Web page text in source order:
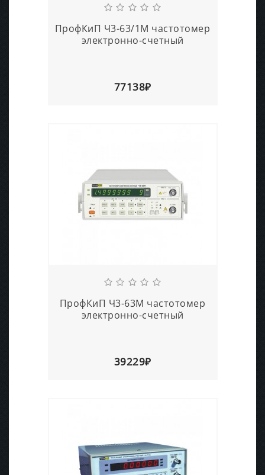
ПрофКиП Ч3-63/1М частотомер
электронно-счетный
77138₽
ПрофКиП Ч3-63М частотомер
электронно-счетный
39229₽